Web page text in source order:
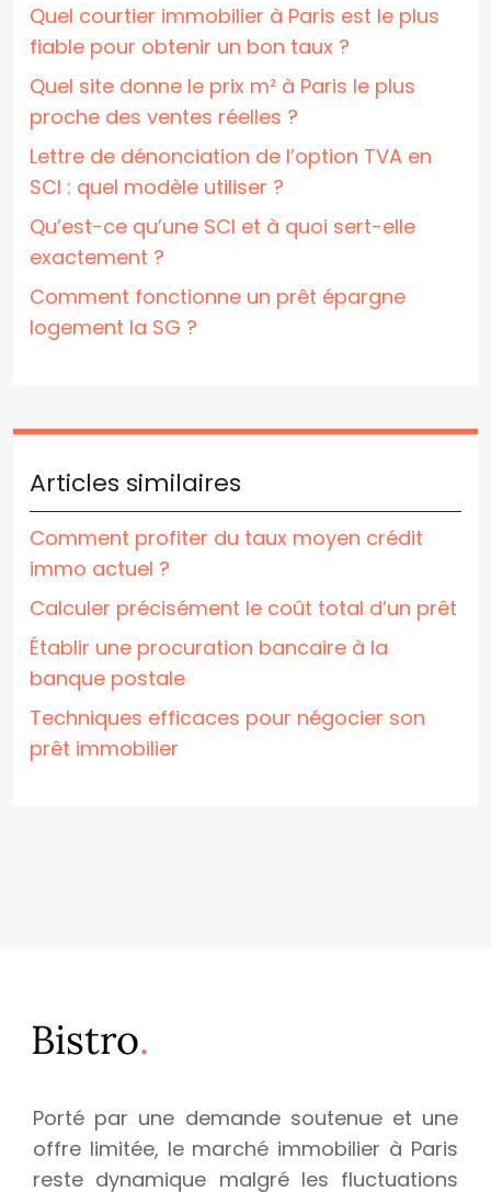
Quel courtier immobilier à Paris est le plus
fiable pour obtenir un bon taux ?
Quel site donne le prix m² à Paris le plus
proche des ventes réelles ?
Lettre de dénonciation de l’option TVA en
SCI : quel modèle utiliser ?
Qu’est-ce qu’une SCI et à quoi sert-elle
exactement ?
Comment fonctionne un prêt épargne
logement la SG ?
Articles similaires
Comment profiter du taux moyen crédit
immo actuel ?
Calculer précisément le coût total d’un prêt
Établir une procuration bancaire à la
banque postale
Techniques efficaces pour négocier son
prêt immobilier
Porté par une demande soutenue et une
offre limitée, le marché immobilier à Paris
reste dynamique malgré les fluctuations